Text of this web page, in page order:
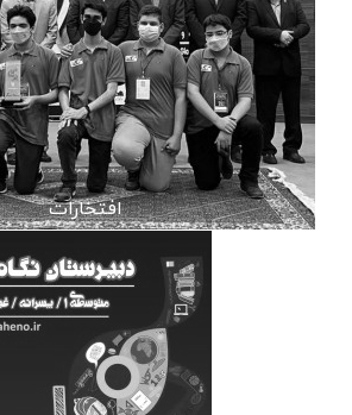
افتخارات